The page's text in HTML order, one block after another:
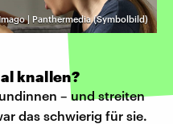
Imago | Panthermedia (Symbolbild)
knallen?
– und streiten
das schwierig für sie.